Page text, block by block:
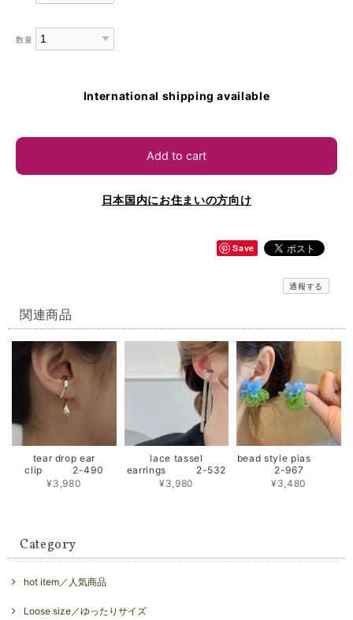
数量
International shipping available
Add to cart
日本国内にお住まいの方向け
Save
通報する
関連商品
tear drop ear
clip 2-490
¥3,980
lace tassel
earrings 2-532
¥3,980
bead style pias
2-967
¥3,480
Category
hot item／人気商品
Loose size／ゆったりサイズ